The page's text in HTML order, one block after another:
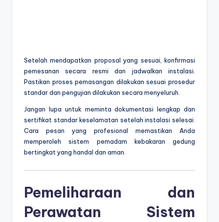
Setelah mendapatkan proposal yang sesuai, konfirmasi
pemesanan secara resmi dan jadwalkan instalasi.
Pastikan proses pemasangan dilakukan sesuai prosedur
standar dan pengujian dilakukan secara menyeluruh.
Jangan lupa untuk meminta dokumentasi lengkap dan
sertifikat standar keselamatan setelah instalasi selesai.
Cara pesan yang profesional memastikan Anda
memperoleh sistem pemadam kebakaran gedung
bertingkat yang handal dan aman.
Pemeliharaan dan
Perawatan Sistem